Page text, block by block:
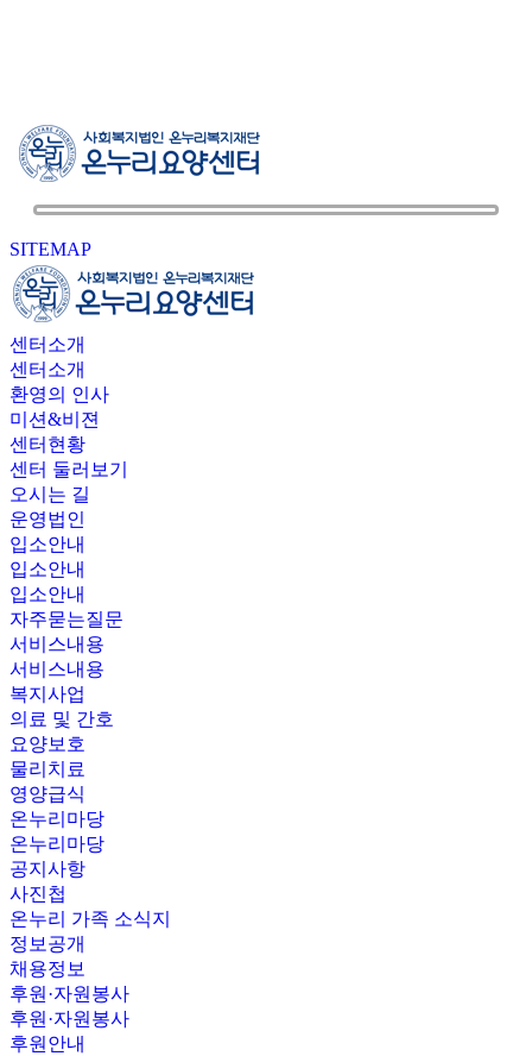
SITEMAP
센터소개
센터소개
환영의 인사
미션&비젼
센터현황
센터 둘러보기
오시는 길
운영법인
입소안내
입소안내
입소안내
자주묻는질문
서비스내용
서비스내용
복지사업
의료 및 간호
요양보호
물리치료
영양급식
온누리마당
온누리마당
공지사항
사진첩
온누리 가족 소식지
정보공개
채용정보
후원·자원봉사
후원·자원봉사
후원안내